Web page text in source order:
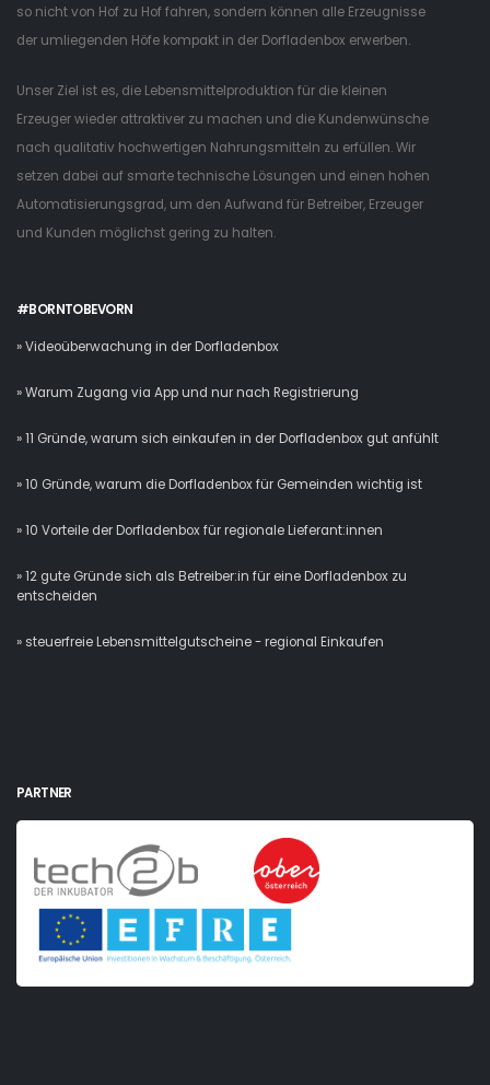
so nicht von Hof zu Hof fahren, sondern können alle Erzeugnisse
der umliegenden Höfe kompakt in der Dorfladenbox erwerben.
Unser Ziel ist es, die Lebensmittelproduktion für die kleinen
Erzeuger wieder attraktiver zu machen und die Kundenwünsche
nach qualitativ hochwertigen Nahrungsmitteln zu erfüllen. Wir
setzen dabei auf smarte technische Lösungen und einen hohen
Automatisierungsgrad, um den Aufwand für Betreiber, Erzeuger
und Kunden möglichst gering zu halten.
#BORNTOBEVORN
» Videoüberwachung in der Dorfladenbox
» Warum Zugang via App und nur nach Registrierung
» 11 Gründe, warum sich einkaufen in der Dorfladenbox gut anfühlt
» 10 Gründe, warum die Dorfladenbox für Gemeinden wichtig ist
» 10 Vorteile der Dorfladenbox für regionale Lieferant:innen
» 12 gute Gründe sich als Betreiber:in für eine Dorfladenbox zu
entscheiden
» steuerfreie Lebensmittelgutscheine - regional Einkaufen
PARTNER